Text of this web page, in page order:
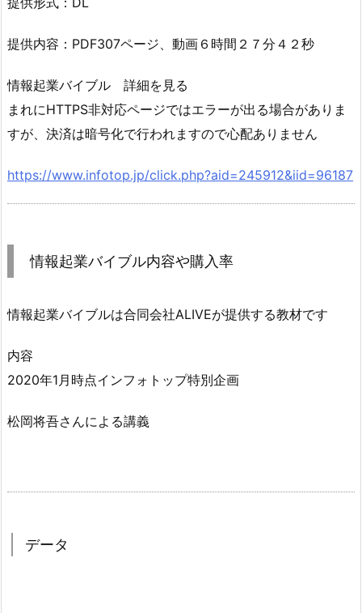
提供内容：PDF307ページ、動画６時間２７分４２秒
情報起業バイブル 詳細を見る
まれにHTTPS非対応ページではエラーが出る場合がありま
すが、決済は暗号化で行われますので心配ありません
https://www.infotop.jp/click.php?aid=245912&iid=96187
情報起業バイブル内容や購入率
情報起業バイブルは合同会社ALIVEが提供する教材です
内容
2020年1月時点インフォトップ特別企画
松岡将吾さんによる講義
データ